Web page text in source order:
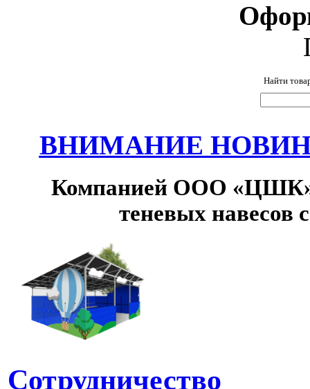
Найти
ВНИМАНИЕ
Компанией ООО «ЦШК»
теневых навесов
Сотрудничество